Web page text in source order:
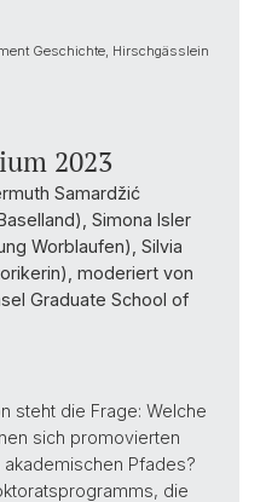
Geschichte, Hirschgässlein
2023
Samardžić
Simona Isler
Worblaufen), Silvia
moderiert von
Graduate School of
steht die Frage: Welche
sich promovierten
Pfades?
die